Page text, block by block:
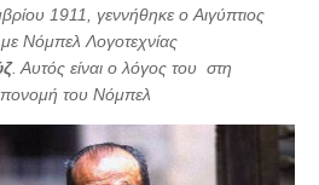
1911, γεννήθηκε ο Αιγύπτιος
Νόμπελ Λογοτεχνίας
. Αυτός είναι ο λόγος του στη
του Νόμπελ